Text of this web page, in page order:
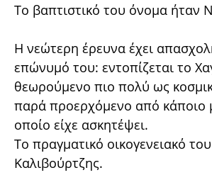
Το βαπτιστικό του όνομα ήταν
Η νεώτερη έρευνα έχει
επώνυμό του: εντοπίζεται το
θεωρούμενο πιο πολύ ως
παρά προερχόμενο από κάποιο
οποίο είχε ασκητέψει.
Το πραγματικό οικογενειακό
Καλιβούρτζης.